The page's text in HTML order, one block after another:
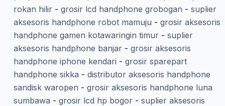
rokan hilir- grosir lcd handphone grobogan - suplier
aksesoris handphone robot mamuju - grosir aksesoris
handphone gamen kotawaringin timur- suplier
aksesoris handphone banjar- grosir aksesoris
handphone iphone kendari - grosir sparepart
handphone sikka - distributor aksesoris handphone
sandisk waropen - grosir aksesoris handphone luna
sumbawa - grosir lcd hp bogor- suplier aksesoris